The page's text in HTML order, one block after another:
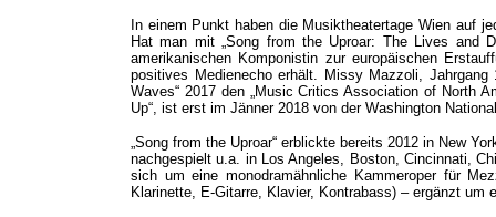
In einem Punkt haben die Musiktheatertage Wien auf
Hat man mit „Song from the Uproar: The Lives and
amerikanischen Komponistin zur europäischen
positives Medienecho erhält. Missy Mazzoli,
Waves“ 2017 den „Music Critics Association of North
Up“, ist erst im Jänner 2018 von der Washington
„Song from the Uproar“ erblickte bereits 2012 in New
nachgespielt u.a. in Los Angeles, Boston, Cincinnati,
sich um eine monodramähnliche Kammeroper für
Klarinette, E-Gitarre, Klavier, Kontrabass) – ergänzt um